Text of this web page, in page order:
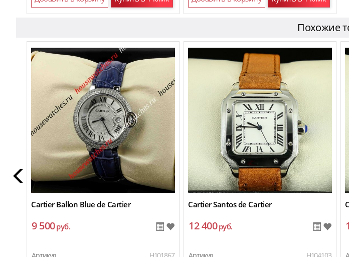
Похожие
Cartier Ballon Blue de Cartier
9 500руб.
Cartier Santos de Cartier
12 400руб.